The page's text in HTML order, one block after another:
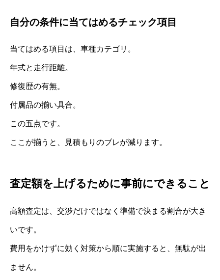
自分の条件に当てはめるチェック項目
当てはめる項目は、車種カテゴリ。
年式と走行距離。
修復歴の有無。
付属品の揃い具合。
この五点です。
ここが揃うと、見積もりのブレが減ります。
査定額を上げるために事前にできること
高額査定は、交渉だけではなく準備で決まる割合が大き
いです。
費用をかけずに効く対策から順に実施すると、無駄が出
ません。